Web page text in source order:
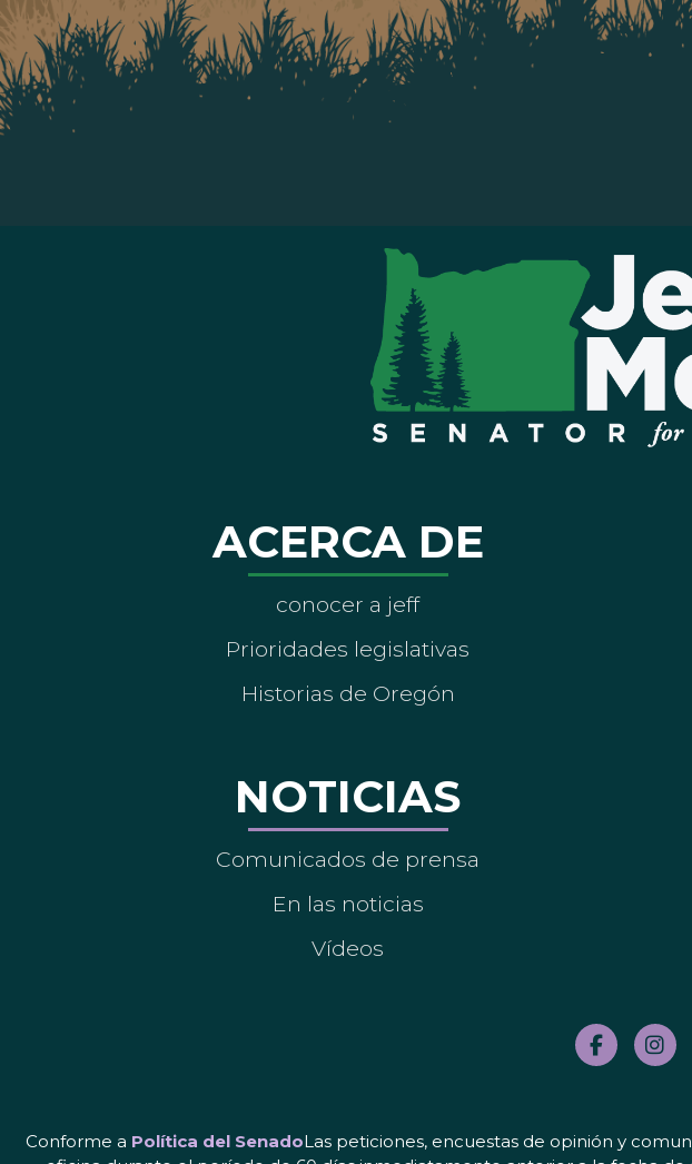
ACERCA DE
conocer a jeff
Prioridades legislativas
Historias de Oregón
NOTICIAS
Comunicados de prensa
En las noticias
Vídeos
Conforme a Política del SenadoLas peticiones, encuestas de opinión y